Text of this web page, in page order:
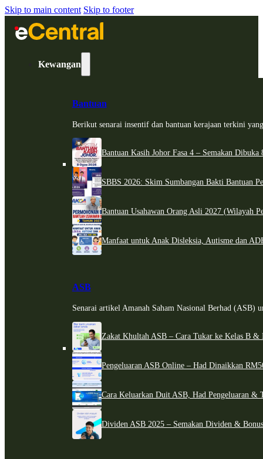
Skip to main content Skip to footer
Kewangan
Bantuan
Berikut senarai insentif dan bantuan kerajaan terkini
Bantuan Kasih Johor Fasa 4 – Semakan
SBBS 2026: Skim Sumbangan Bakti Bantuan
Bantuan Usahawan Orang Asli 2027 (Wilayah
Manfaat untuk Anak Disleksia, Autisme dan
ASB
Senarai artikel Amanah Saham Nasional Berhad (ASB)
Zakat Khultah ASB – Cara Tukar ke Kelas B &
Pengeluaran ASB Online – Had Dinaikkan
Cara Keluarkan Duit ASB, Had Pengeluaran &
Dividen ASB 2025 – Semakan Dividen &